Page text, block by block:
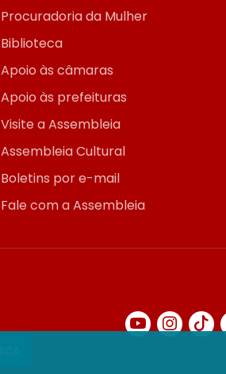
Procuradoria da Mulher
Biblioteca
Apoio às câmaras
Apoio às prefeituras
Visite a Assembleia
Assembleia Cultural
Boletins por e-mail
Fale com a Assembleia